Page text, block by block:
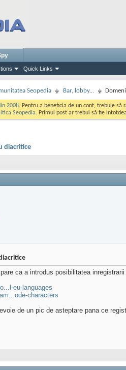
Quick Links
Seopedia Bar, lobby...
2008. Pentru a beneficia de un cont, trebuie
Seopedia. Primul post ar trebui să fie
diacritice
ca a introdus posibilitatea
eu-languages
characters
de un pic de asteptare pana ce